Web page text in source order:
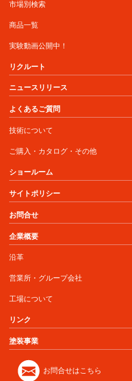
市場別検索
商品一覧
実験動画公開中！
リクルート
ニュースリリース
よくあるご質問
技術について
ご購入・カタログ・その他
ショールーム
サイトポリシー
お問合せ
企業概要
沿革
営業所・グループ会社
工場について
リンク
塗装事業
お問合せはこちら